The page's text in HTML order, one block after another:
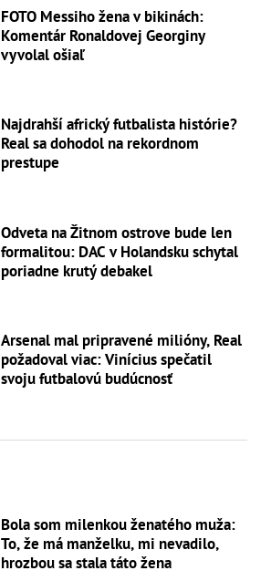
FOTO Messiho žena v bikinách:
Komentár Ronaldovej Georginy
vyvolal ošiaľ
Najdrahší africký futbalista histórie?
Real sa dohodol na rekordnom
prestupe
Odveta na Žitnom ostrove bude len
formalitou: DAC v Holandsku schytal
poriadne krutý debakel
Arsenal mal pripravené milióny, Real
požadoval viac: Vinícius spečatil
svoju futbalovú budúcnosť
Bola som milenkou ženatého muža:
To, že má manželku, mi nevadilo,
hrozbou sa stala táto žena